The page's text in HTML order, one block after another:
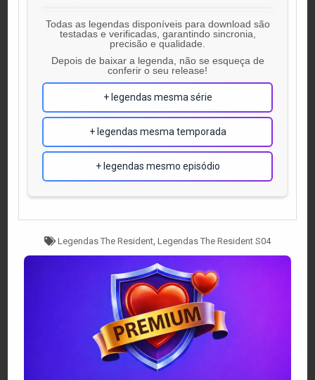
Todas as legendas disponíveis para download são
testadas e verificadas, garantindo sincronia,
precisão e qualidade.
Depois de baixar a legenda, não se esqueça de
conferir o seu release!
+ legendas mesma série
+ legendas mesma temporada
+ legendas mesmo episódio
Tagged
Legendas The Resident Legendas The Resident S04